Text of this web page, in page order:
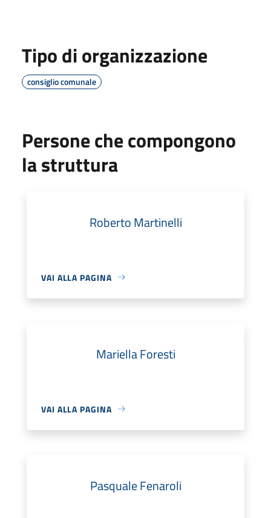
Tipo di organizzazione
consiglio comunale
Persone che compongono
la struttura
Roberto Martinelli
VAI ALLA PAGINA
Mariella Foresti
VAI ALLA PAGINA
Pasquale Fenaroli